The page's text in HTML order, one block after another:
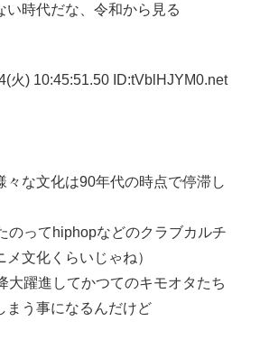
い時代だな、令和から見る
火) 10:45:51.50 ID:tVblHJYM0.net
々な文化は90年代の時点で停滞し
のってhiphopなどのクラブカルチ
文化くらいじゃね）
大躍進してかつてのキモオタたち
まう事になるんだけど